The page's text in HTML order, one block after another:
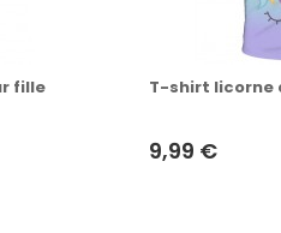
fille T-shirt
9,99 €